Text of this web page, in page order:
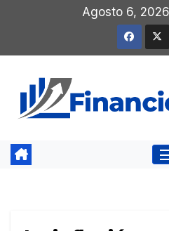
contenido
Agosto 6, 2026